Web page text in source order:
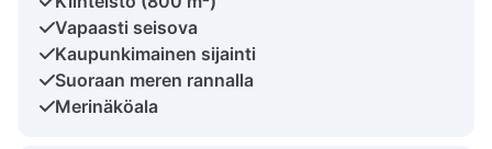
Vapaasti seisova
Kaupunkimainen sijainti
Suoraan meren rannalla
Merinäköala